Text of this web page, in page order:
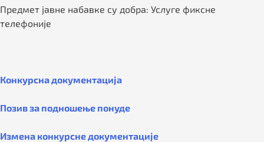
Предмет јавне набавке су добра: Услуге фиксне
телефоније
Конкурсна документација
Позив за подношење понуде
Измена конкурсне документације